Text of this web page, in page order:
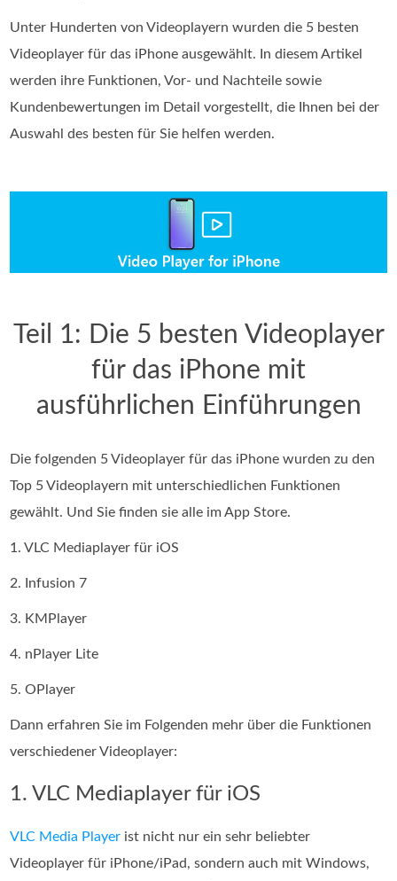
Unter Hunderten von Videoplayern wurden die 5 besten
Videoplayer für das iPhone ausgewählt. In diesem Artikel
werden ihre Funktionen, Vor- und Nachteile sowie
Kundenbewertungen im Detail vorgestellt, die Ihnen bei der
Auswahl des besten für Sie helfen werden.
Teil 1: Die 5 besten Videoplayer
für das iPhone mit
ausführlichen Einführungen
Die folgenden 5 Videoplayer für das iPhone wurden zu den
Top 5 Videoplayern mit unterschiedlichen Funktionen
gewählt. Und Sie finden sie alle im App Store.
1. VLC Mediaplayer für iOS
2. Infusion 7
3. KMPlayer
4. nPlayer Lite
5. OPlayer
Dann erfahren Sie im Folgenden mehr über die Funktionen
verschiedener Videoplayer:
1. VLC Mediaplayer für iOS
VLC Media Player ist nicht nur ein sehr beliebter
Videoplayer für iPhone/iPad, sondern auch mit Windows,